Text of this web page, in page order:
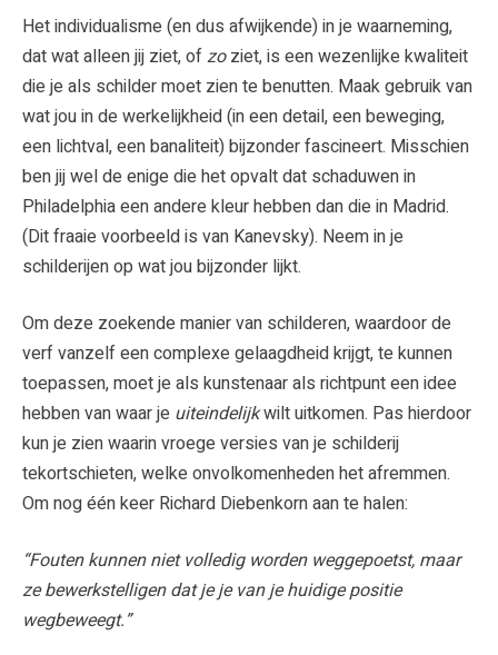
Het individualisme (en dus afwijkende) in je waarneming,
dat wat alleen jij ziet, ofzoziet, is een wezenlijke kwaliteit
die je als schilder moet zien te benutten. Maak gebruik van
wat jou in de werkelijkheid (in een detail, een beweging,
een lichtval, een banaliteit) bijzonder fascineert. Misschien
ben jij wel de enige die het opvalt dat schaduwen in
Philadelphia een andere kleur hebben dan die in Madrid.
(Dit fraaie voorbeeld is van Kanevsky). Neem in je
schilderijen op wat jou bijzonder lijkt.
Om deze zoekende manier van schilderen, waardoor de
verf vanzelf een complexe gelaagdheid krijgt, te kunnen
toepassen, moet je als kunstenaar als richtpunt een idee
hebben van waar je uiteindelijkwilt uitkomen. Pas hierdoor
kun je zien waarin vroege versies van je schilderij
tekortschieten, welke onvolkomenheden het afremmen.
Om nog één keer Richard Diebenkorn aan te halen:
“Fouten kunnen niet volledig worden weggepoetst, maar
ze bewerkstelligen dat je je van je huidige positie
wegbeweegt.”